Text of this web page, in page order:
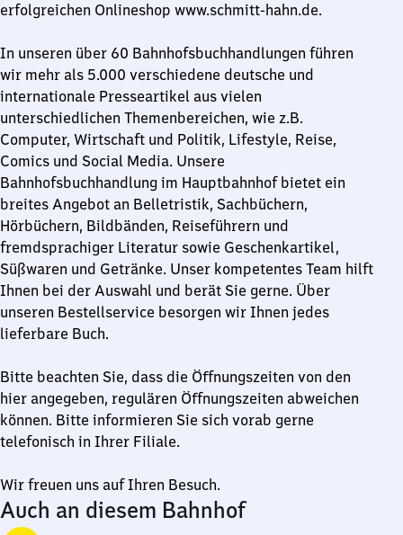
erfolgreichen Onlineshop www.schmitt-hahn.de.
In unseren über 60 Bahnhofsbuchhandlungen führen
wir mehr als 5.000 verschiedene deutsche und
internationale Presseartikel aus vielen
unterschiedlichen Themenbereichen, wie z.B.
Computer, Wirtschaft und Politik, Lifestyle, Reise,
Comics und Social Media. Unsere
Bahnhofsbuchhandlung im Hauptbahnhof bietet ein
breites Angebot an Belletristik, Sachbüchern,
Hörbüchern, Bildbänden, Reiseführern und
fremdsprachiger Literatur sowie Geschenkartikel,
Süßwaren und Getränke. Unser kompetentes Team hilft
Ihnen bei der Auswahl und berät Sie gerne. Über
unseren Bestellservice besorgen wir Ihnen jedes
lieferbare Buch.
Bitte beachten Sie, dass die Öffnungszeiten von den
hier angegeben, regulären Öffnungszeiten abweichen
können. Bitte informieren Sie sich vorab gerne
telefonisch in Ihrer Filiale.
Wir freuen uns auf Ihren Besuch.
Auch an diesem Bahnhof